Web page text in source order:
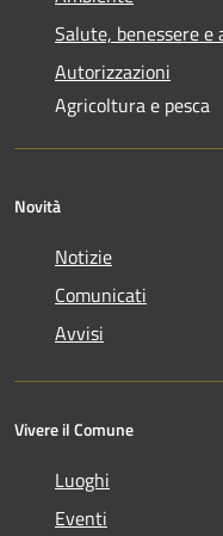
Salute, benessere e
Autorizzazioni
Agricoltura e pesca
Novità
Notizie
Comunicati
Avvisi
Vivere il Comune
Luoghi
Eventi